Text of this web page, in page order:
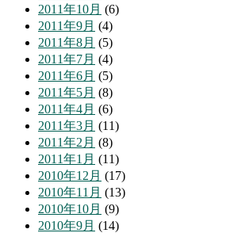
2011年10月 (6)
2011年9月 (4)
2011年8月 (5)
2011年7月 (4)
2011年6月 (5)
2011年5月 (8)
2011年4月 (6)
2011年3月 (11)
2011年2月 (8)
2011年1月 (11)
2010年12月 (17)
2010年11月 (13)
2010年10月 (9)
2010年9月 (14)